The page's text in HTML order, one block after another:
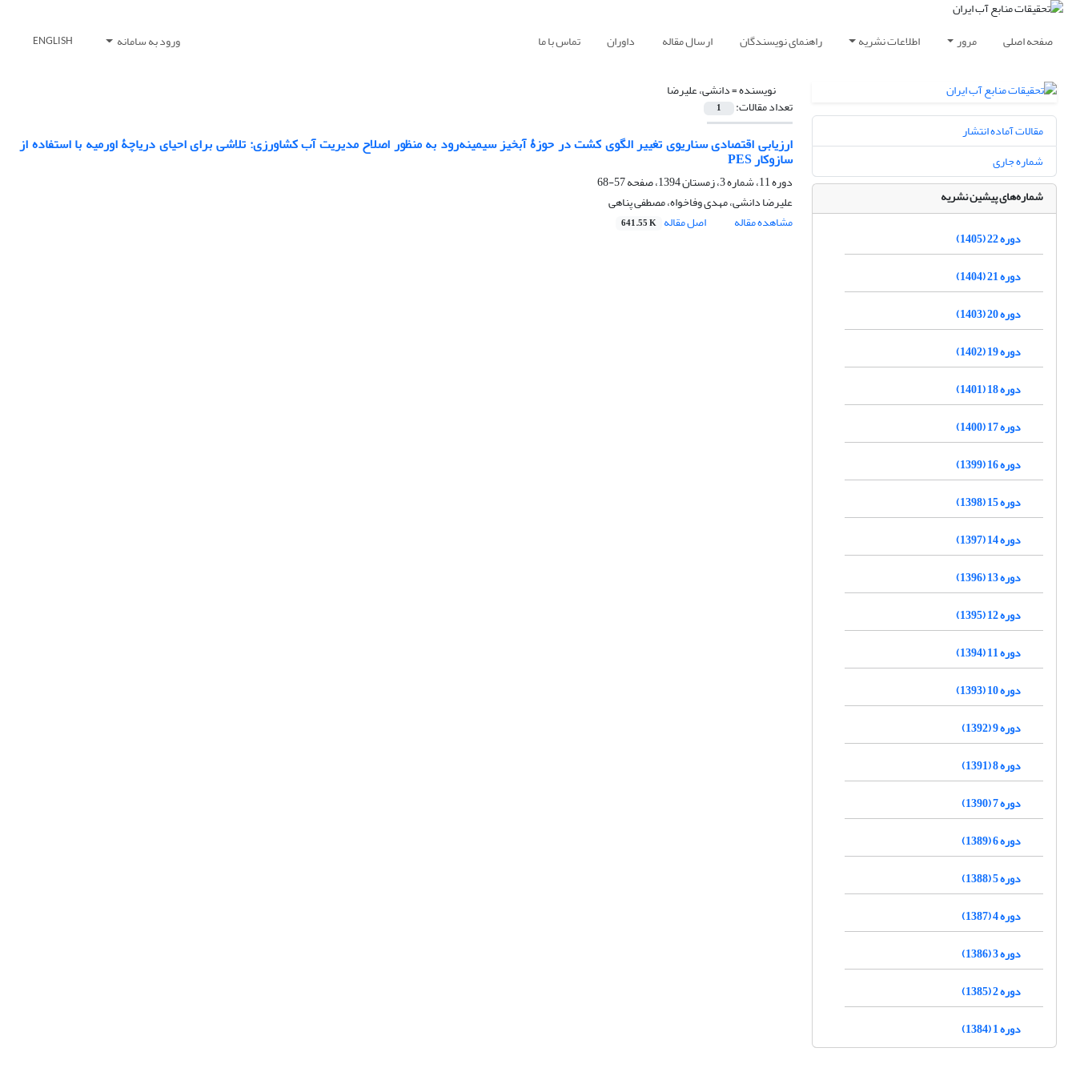
صفحه اصلی مرور اطلاعات نشریه راهنمای نویسندگان ارسال مقاله داوران تماس با ما ورود به سامانه ENGLISH
نویسنده =دانشی، علیرضا
تعداد مقالات: 1
ارزیابی اقتصادی سناریوی تغییر الگوی کشت در حوزۀ آبخیز سیمینه‌رود به منظور اصلاح مدیریت آب کشاورزی: تلاشی برای احیای دریاچۀ اورمیه با استفاده از
سازوکار PES
دوره 11، شماره 3، زمستان 1394، صفحه
57-68
علیرضا دانشی، مهدی وفاخواه، مصطفی پناهی
مشاهده مقاله
اصل مقاله 641.55 K
مقالات آماده انتشار
شماره جاری
شماره‌های پیشین نشریه
دوره 22 (1405)
دوره 21 (1404)
دوره 20 (1403)
دوره 19 (1402)
دوره 18 (1401)
دوره 17 (1400)
دوره 16 (1399)
دوره 15 (1398)
دوره 14 (1397)
دوره 13 (1396)
دوره 12 (1395)
دوره 11 (1394)
دوره 10 (1393)
دوره 9 (1392)
دوره 8 (1391)
دوره 7 (1390)
دوره 6 (1389)
دوره 5 (1388)
دوره 4 (1387)
دوره 3 (1386)
دوره 2 (1385)
دوره 1 (1384)